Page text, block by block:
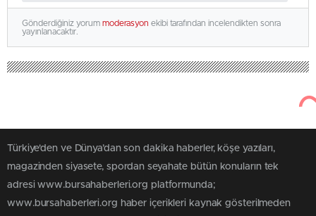
Gönderdiğiniz yorum moderasyon ekibi tarafından incelendikten sonra
yayınlanacaktır.
Türkiye'den ve Dünya’dan son dakika haberler, köşe yazıları,
magazinden siyasete, spordan seyahate bütün konuların tek
adresi www.bursahaberleri.org platformunda;
www.bursahaberleri.org haber içerikleri kaynak gösterilmeden